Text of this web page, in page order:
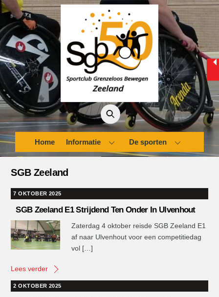
Skip
content
Home Informatie De sporten
SGB Zeeland
7 OKTOBER 2025
SGB Zeeland E1 Strijdend Ten Onder In Ulvenhout
Zaterdag 4 oktober reisde SGB Zeeland E1
af naar Ulvenhout voor een competitiedag
vol […]
Lees verder
2 OKTOBER 2025